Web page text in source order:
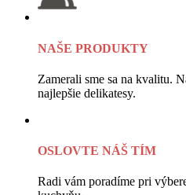
NAŠE PRODUKTY
Zamerali sme sa na kvalitu.
najlepšie delikatesy.
OSLOVTE NÁŠ TÍM
Radi vám poradíme pri